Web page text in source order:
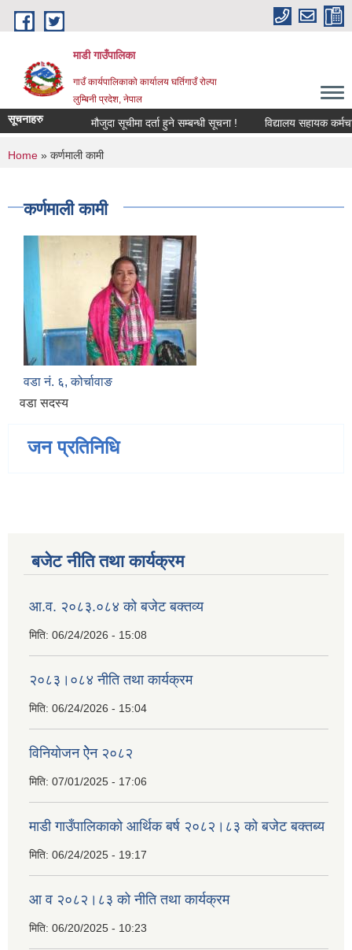
Skip to main content
माडी गाउँपालिका
गाउँ कार्यपालिकाको कार्यालय घर्तिगाउँ रोल्पा
लुम्बिनी प्रदेश, नेपाल
सूचनाहरु मौजुदा सूचीमा दर्ता हुने सम्बन्धी सूचना ! विद्यालय सहायक कर्मचारी
You are here
Home » कर्णमाली कामी
कर्णमाली कामी
वडा नं. ६, कोर्चावाङ
वडा सदस्य
जन प्रतिनिधि
बजेट नीति तथा कार्यक्रम
आ.व. २०८३.०८४ को बजेट बक्तव्य
मिति: 06/24/2026 - 15:08
२०८३।०८४ नीति तथा कार्यक्रम
मिति: 06/24/2026 - 15:04
विनियोजन ऐेन २०८२
मिति: 07/01/2025 - 17:06
माडी गाउँपालिकाको आर्थिक बर्ष २०८२।८३ को बजेट बक्तब्य
मिति: 06/24/2025 - 19:17
आ व २०८२।८३ को नीति तथा कार्यक्रम
मिति: 06/20/2025 - 10:23